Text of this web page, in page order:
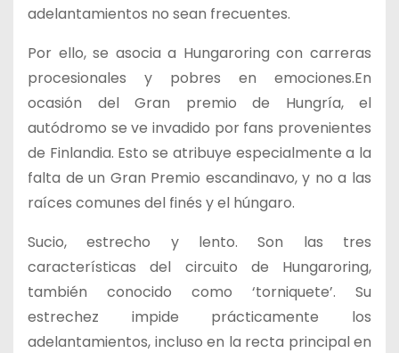
adelantamientos no sean frecuentes.
Por ello, se asocia a Hungaroring con carreras
procesionales y pobres en emociones.En
ocasión del Gran premio de Hungría, el
autódromo se ve invadido por fans provenientes
de Finlandia. Esto se atribuye especialmente a la
falta de un Gran Premio escandinavo, y no a las
raíces comunes del finés y el húngaro.
Sucio, estrecho y lento. Son las tres
características del circuito de Hungaroring,
también conocido como ‘torniquete’. Su
estrechez impide prácticamente los
adelantamientos, incluso en la recta principal en